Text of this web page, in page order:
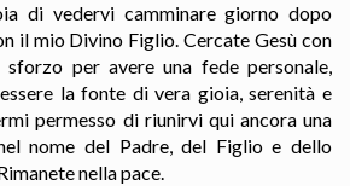
di vedervi camminare giorno dopo
il mio Divino Figlio. Cercate Gesù con
sforzo per avere una fede personale,
la fonte di vera gioia, serenità e
permesso di riunirvi qui ancora una
nome del Padre, del Figlio e dello
nella pace.